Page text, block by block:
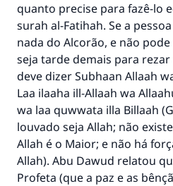
quanto precise para fazê-lo
surah al-Fatihah. Se a
nada do Alcorão, e não
seja tarde demais para
deve dizer Subhaan Allaah
Laa ilaaha ill-Allaah wa
wa laa quwwata illa Billaah
louvado seja Allah; não
Allah é o Maior; e não há
Allah). Abu Dawud relatou
Profeta (que a paz e as